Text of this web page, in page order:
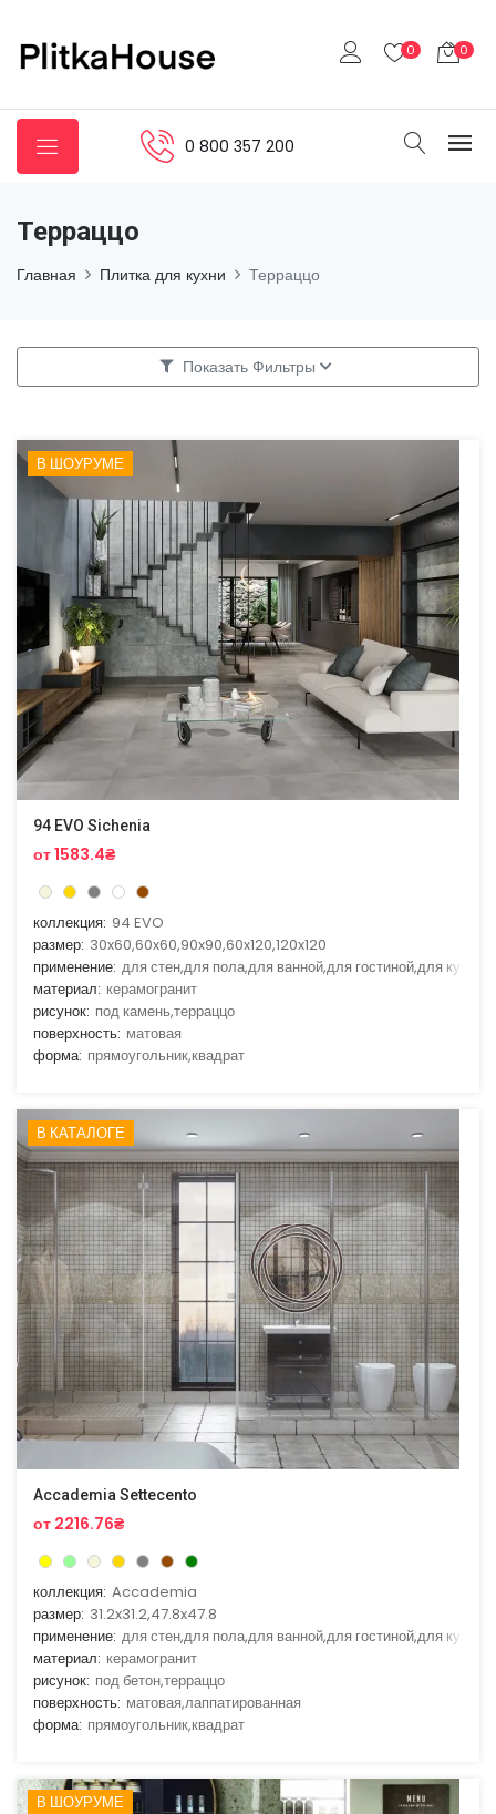
0 0
0 800 357 200
Терраццо
Главная Плитка для кухни Терраццо
Показать Фильтры
В ШОУРУМЕ
94 EVO Sichenia
от 1583.4₴
коллекция: 94 EVO
размер: 30x60,60x60,90x90,60x120,120x120
применение: для стен,для пола,для ванной,для гостиной,для кухни
материал: керамогранит
рисунок: под камень,терраццо
поверхность: матовая
форма: прямоугольник,квадрат
В КАТАЛОГЕ
Accademia Settecento
от 2216.76₴
коллекция: Accademia
размер: 31.2x31.2,47.8x47.8
применение: для стен,для пола,для ванной,для гостиной,для кухни
материал: керамогранит
рисунок: под бетон,терраццо
поверхность: матовая,лаппатированная
форма: прямоугольник,квадрат
В ШОУРУМЕ